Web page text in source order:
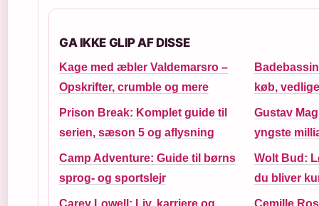
GA IKKE GLIP AF DISSE
Kage med æbler Valdemarsro –
Opskrifter, crumble og mere
køb,
Prison Break: Komplet guide til
serien, sæson 5 og aflysning
Gustav
yngste
Camp Adventure: Guide til børns
sprog- og sportslejr
Wolt Bud:
du bliver
Carey Lowell: Liv, karriere og
Cemille